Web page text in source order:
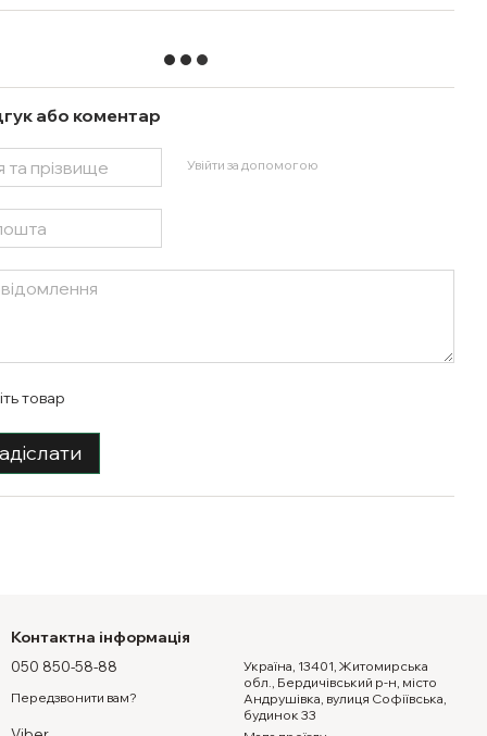
або коментар
Увійти за допомогою
товар
Контактна інформація
050 850-58-88
Передзвонити вам?
Україна, 13401, Житомирська
обл., Бердичівський р-н, місто
Андрушівка, вулиця Софіївська,
будинок 33